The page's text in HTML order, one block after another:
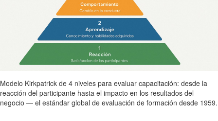
Modelo Kirkpatrick de 4 niveles para evaluar capacitación: desde la
reacción del participante hasta el impacto en los resultados del
negocio — el estándar global de evaluación de formación desde 1959.